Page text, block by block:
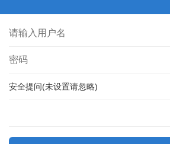
安全提问(未设置请忽略)